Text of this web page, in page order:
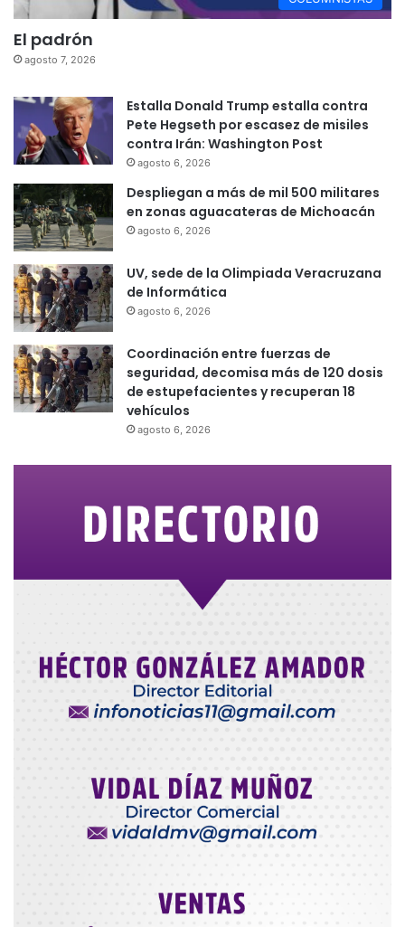
El padrón
agosto 7, 2026
Estalla Donald Trump estalla contra
Pete Hegseth por escasez de misiles
contra Irán: Washington Post
agosto 6, 2026
Despliegan a más de mil 500 militares
en zonas aguacateras de Michoacán
agosto 6, 2026
UV, sede de la Olimpiada Veracruzana
de Informática
agosto 6, 2026
Coordinación entre fuerzas de
seguridad, decomisa más de 120 dosis
de estupefacientes y recuperan 18
vehículos
agosto 6, 2026